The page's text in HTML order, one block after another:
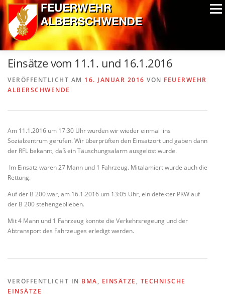
Zum
Inhalt
springen
Menü
ALPIN-NASSWETTBEWERB MITGLIEDER
AUSRÜSTUNG CHRONIK EXTRAS
Einsätze vom 11.1. und 16.1.2016
VERÖFFENTLICHT AM 16. JANUAR 2016 VON FEUERWEHR
ALBERSCHWENDE
Am 11.1.2016 um 17:30 Uhr wurden wir wieder einmal ins
Sozialzentrum gerufen. Wir überprüften den Einsatzort und gaben dann
der RFL bekannt, daß ein Täuschungsalarm ausgelöst wurde.
Im Einsatz waren 27 Mann und 1 Fahrzeug. Mitalamiert wurde auch die
Rettung.
Auf der B 200 war, am 16.1.2016 um 13:05 Uhr, ein defekter PKW auf
der B 200 stehengeblieben.
Mit 4 Mann und 1 Fahrzeug konnte die Verkehrsregeung und der
Abtransport des Fahrzeuges erledigt werden.
VERÖFFENTLICHT IN BMA, EINSÄTZE , TECHNISCHE
EINSÄTZE